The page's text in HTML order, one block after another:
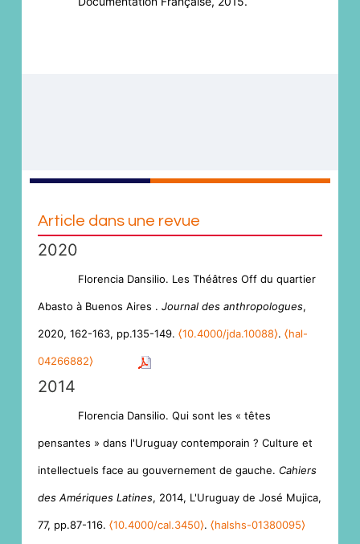
Article dans une revue
2020
Florencia Dansilio. Les Théâtres Off du quartier
Abasto à Buenos Aires . Journal des anthropologues,
2020, 162-163, pp.135-149. ⟨10.4000/jda.10088⟩. ⟨hal-
04266882⟩
2014
Florencia Dansilio. Qui sont les « têtes
pensantes » dans l'Uruguay contemporain ? Culture et
intellectuels face au gouvernement de gauche. Cahiers
des Amériques Latines, 2014, L'Uruguay de José Mujica,
77, pp.87-116. ⟨10.4000/cal.3450⟩. ⟨halshs-01380095⟩